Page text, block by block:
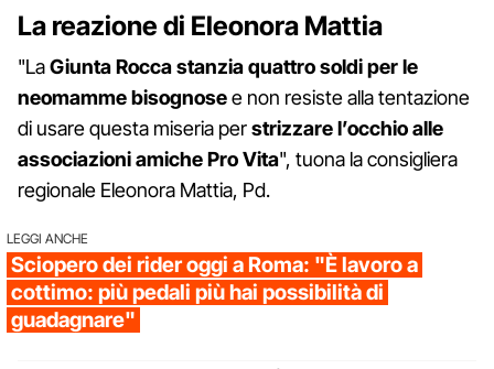
La reazione di Eleonora Mattia
"LaGiunta Rocca stanzia quattro soldi per le
neomamme bisognosee non resiste alla tentazione
di usare questa miseria perstrizzare l’occhio alle
associazioni amiche Pro Vita", tuona la consigliera
regionale Eleonora Mattia, Pd.
LEGGI ANCHE
Sciopero dei rider oggi a Roma: "È lavoro a
cottimo: più pedali più hai possibilità di
guadagnare"